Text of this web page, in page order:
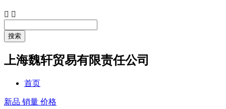
 
搜索
上海魏轩贸易有限责任公司
首页
新品 销量 价格